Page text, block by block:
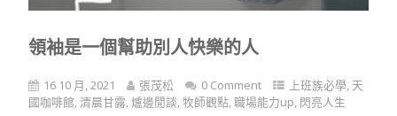
領袖是一個幫助別人快樂的人
16 10 月, 2021 張茂松 0 Comment 上班族必學, 天
國咖啡館,清晨甘露,爐邊閒談,牧師觀點,職場能力up, 閃亮人生